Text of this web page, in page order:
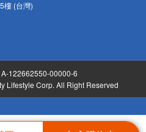
樓 (台灣)
122662550-00000-6
Lifestyle Corp. All Right Reserved